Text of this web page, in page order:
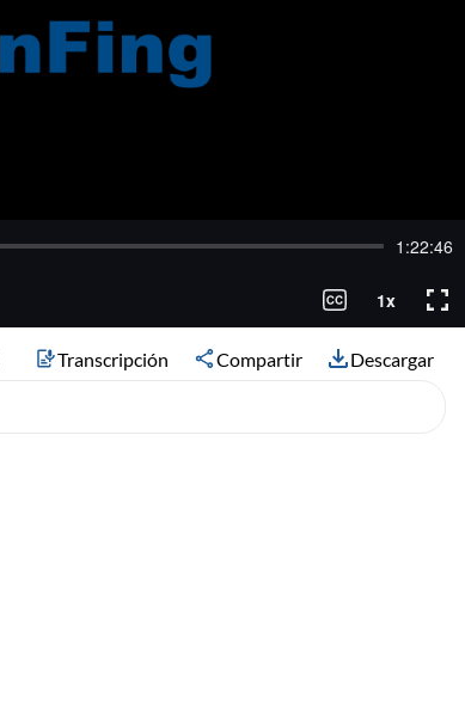
Transcripción Compartir Descargar